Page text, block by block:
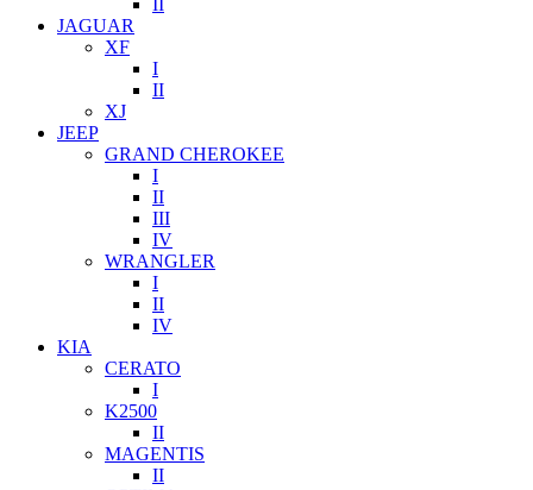
II
JAGUAR
XF
I
II
XJ
JEEP
GRAND CHEROKEE
I
II
III
IV
WRANGLER
I
II
IV
KIA
CERATO
I
K2500
II
MAGENTIS
II